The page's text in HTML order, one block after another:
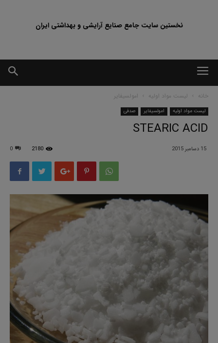
نخستین سایت جامع صنایع آرایشی و بهداشتی ایران
خانه لیست مواد اولیه امولسیفایر
لیست مواد اولیه امولسیفایر صدفی
STEARIC ACID
15 دسامبر 2015 0 2180